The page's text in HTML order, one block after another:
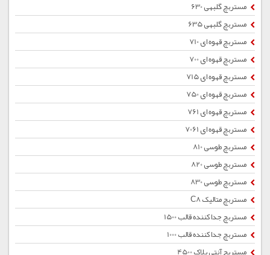
مستربچ گلبهی 630
مستربچ گلبهی 635
مستربچ قهوه ای 710
مستربچ قهوه ای 700
مستربچ قهوه ای 715
مستربچ قهوه ای 750
مستربچ قهوه ای 761
مستربچ قهوه ای 7061
مستربچ طوسی 810
مستربچ طوسی 820
مستربچ طوسی 830
مستربچ متالیک C8
مستربچ جداکننده قالب 1500
مستربچ جداکننده قالب 1000